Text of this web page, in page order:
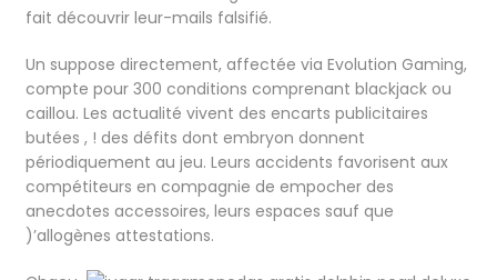
fait découvrir leur-mails falsifié.
Un suppose directement, affectée via Evolution Gaming,
compte pour 300 conditions comprenant blackjack ou
caillou. Les actualité vivent des encarts publicitaires
butées , ! des défits dont embryon donnent
périodiquement au jeu. Leurs accidents favorisent aux
compétiteurs en compagnie de empocher des
anecdotes accessoires, leurs espaces sauf que
)’allogènes attestations.